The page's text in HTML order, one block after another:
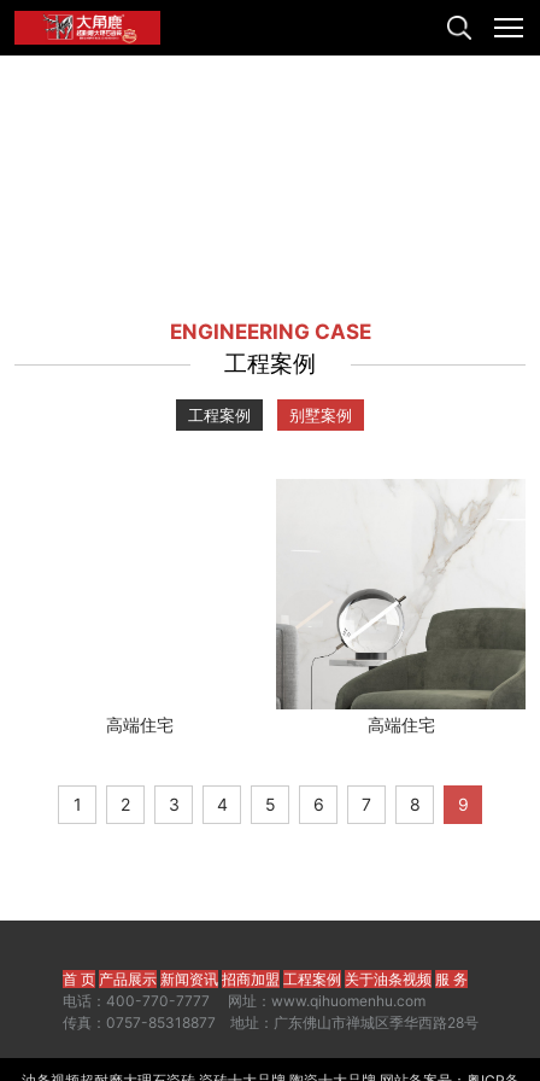
ENGINEERING CASE
工程案例
工程案例 别墅案例
高端住宅 高端住宅
1 2 3 4 5 6 7 8 9
首 页 产品展示 新闻资讯 招商加盟 工程案例 关于油条视频 服 务
电话：400-770-7777 网址：www.qihuomenhu.com
传真：0757-85318877 地址：广东佛山市禅城区季华西路28号